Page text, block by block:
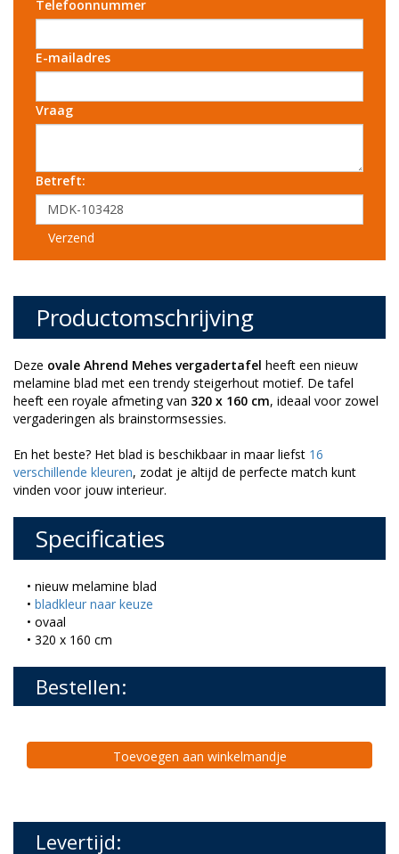
Telefoonnummer
E-mailadres
Vraag
Betreft:
Verzend
Productomschrijving
Deze ovale Ahrend Mehes vergadertafel heeft een nieuw
melamine blad met een trendy steigerhout motief. De tafel
heeft een royale afmeting van 320 x 160 cm, ideaal voor zowel
vergaderingen als brainstormsessies.
En het beste? Het blad is beschikbaar in maar liefst 16
verschillende kleuren, zodat je altijd de perfecte match kunt
vinden voor jouw interieur.
Specificaties
• nieuw melamine blad
• bladkleur naar keuze
• ovaal
• 320 x 160 cm
Bestellen:
Toevoegen aan winkelmandje
Levertijd: